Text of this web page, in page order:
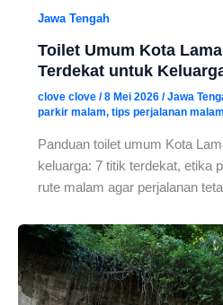
Jawa Tengah
Toilet Umum Kota
Terdekat untuk
clove clove /8 Mei 2026 /Jawa
parkir malam, tips perjalanan malam
Panduan toilet umum Kota
keluarga: 7 titik terdekat, etika
rute malam agar perjalanan